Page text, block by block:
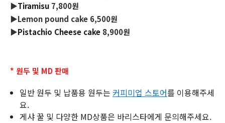
▶Tiramisu 7,800원
▶Lemon pound cake 6,500원
▶Pistachio Cheese cake 8,900원
* 원두 및 MD 판매
일반 원두 및 납품용 원두는 커피미업 스토어를 이용해주세
요.
게샤 꿀 및 다양한 MD상품은 바리스타에게 문의해주세요.